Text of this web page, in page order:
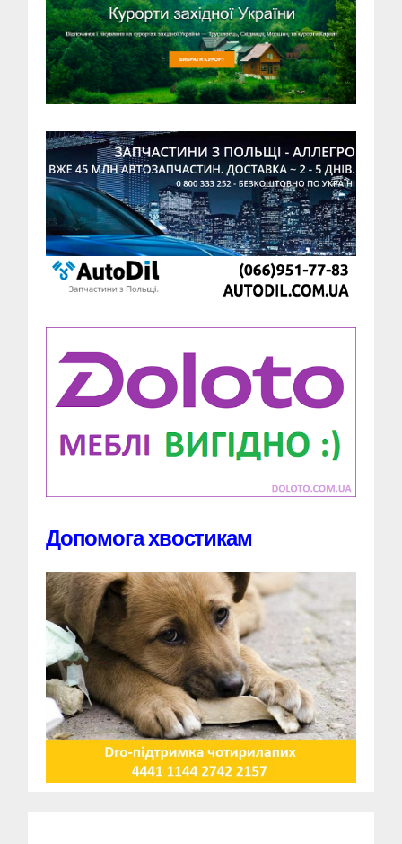
Допомога хвостикам